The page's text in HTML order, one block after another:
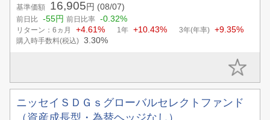
基準価額 16,905 円 (08/07)
前日比 -55円 前日比率 -0.32%
リターン：6ヵ月 +4.61% 1年 +10.43% 3年(年率) +9.35%
購入時手数料(税込) 3.30%
ニッセイＳＤＧｓグローバルセレクトファンド
（資産成長型・為替ヘッジなし）